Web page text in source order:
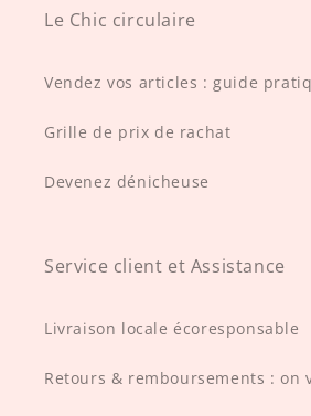
Le Chic circulaire
Vendez vos articles : guide
Grille de prix de rachat
Devenez dénicheuse
Service client et Assistance
Livraison locale écoresponsable
Retours & remboursements : on